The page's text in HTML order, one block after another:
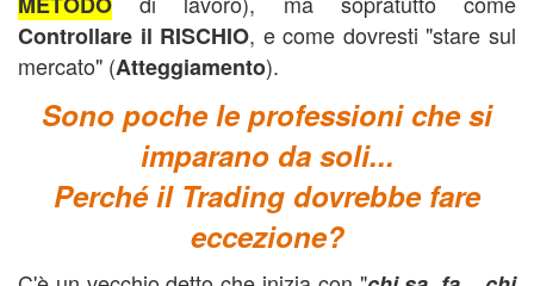
Controllare il RISCHIO, e come dovresti "stare sul
mercato" (Atteggiamento).
Sono poche le professioni che si
imparano da soli...
Perché il Trading dovrebbe fare
eccezione?